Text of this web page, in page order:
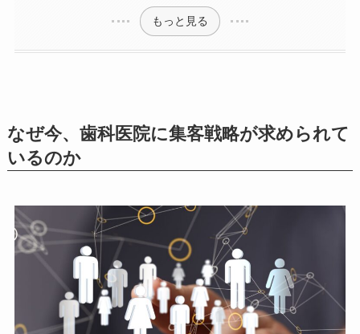
もっと見る
なぜ今、歯科医院に集客戦略が求められて
いるのか